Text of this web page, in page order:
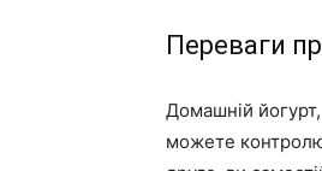
Переваги
Домашній
можете